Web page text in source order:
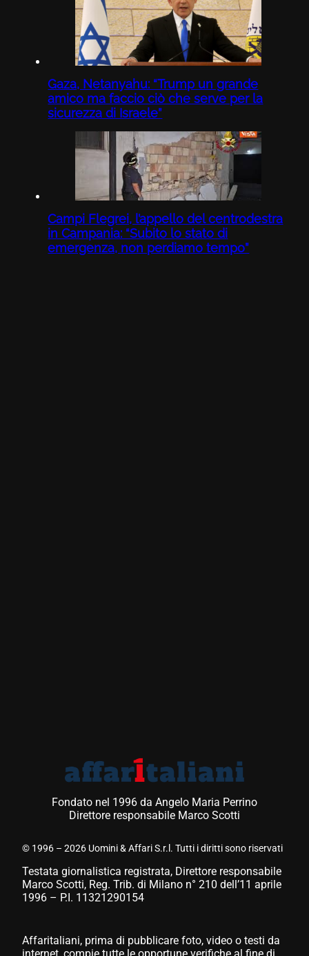
Gaza, Netanyahu: “Trump un grande
amico ma faccio ciò che serve per la
sicurezza di Israele”
Campi Flegrei, l’appello del centrodestra
in Campania: “Subito lo stato di
emergenza, non perdiamo tempo”
Fondato nel 1996 da Angelo Maria Perrino
Direttore responsabile Marco Scotti
© 1996 – 2026 Uomini & Affari S.r.l. Tutti i diritti sono riservati
Testata giornalistica registrata, Direttore responsabile
Marco Scotti, Reg. Trib. di Milano n° 210 dell’11 aprile
1996 – P.I. 11321290154
Affaritaliani, prima di pubblicare foto, video o testi da
internet, compie tutte le opportune verifiche al fine di